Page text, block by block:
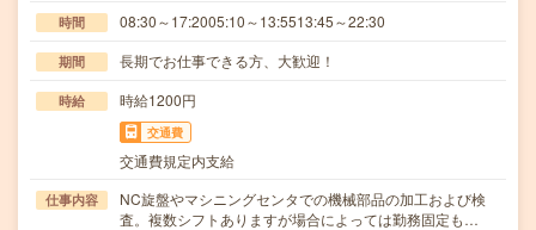
時間 08:30～17:2005:10～13:5513:45～22:30
期間 長期でお仕事できる方、大歓迎！
時給 時給1200円
交通費
交通費規定内支給
仕事内容
NC旋盤やマシニングセンタでの機械部品の加工および検
査。複数シフトありますが場合によっては勤務固定も…